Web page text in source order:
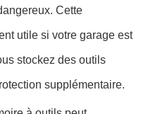
Cette
utile si votre garage est
stockez des outils
supplémentaire.